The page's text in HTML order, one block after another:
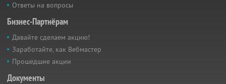
Ответы на вопросы
Бизнес-Партнёрам
Давайте сделаем акцию!
Заработайте, как Вебмастер
Прошедшие акции
Документы